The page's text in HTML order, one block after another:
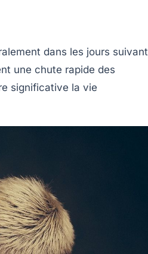
dans les jours suivant
une chute rapide des
significative la vie